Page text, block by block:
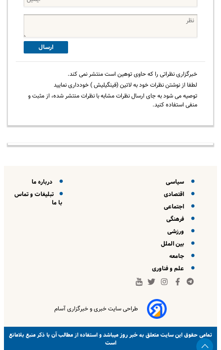
ارسال
خبرگزاری نظراتی را که حاوی توهین است منتشر نمی کند.
لطفا از نوشتن نظرات خود به لاتین (فینگیلیش ) خودداری نمایید
توصیه می شود به جای ارسال نظرات مشابه با نظرات منتشر شده، از مثبت و
منفی استفاده کنید.
سیاسی
اقتصادی
اجتماعی
فرهنگی
ورزشی
بین الملل
جامعه
علم و فناوری
درباره ما
تبلیغات و تماس
با ما
طراحی سایت خبری و خبرگزاری آسام
تمامی حقوق این سایت متعلق بهخبر روزمیباشد و استفاده از مطالب آن با ذکر منبع بلامانع
است